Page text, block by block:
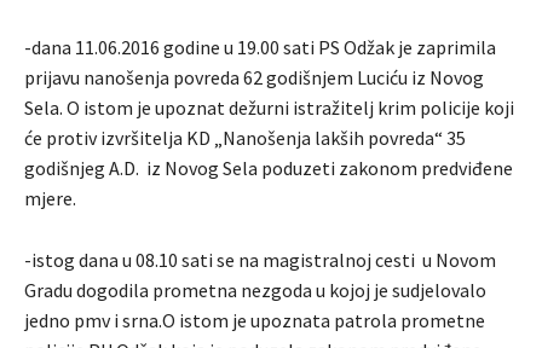
-dana 11.06.2016 godine u 19.00 sati PS Odžak je zaprimila
prijavu nanošenja povreda 62 godišnjem Luciću iz Novog
Sela. O istom je upoznat dežurni istražitelj krim policije koji
će protiv izvršitelja KD „Nanošenja lakših povreda“ 35
godišnjeg A.D. iz Novog Sela poduzeti zakonom predviđene
mjere.
-istog dana u 08.10 sati se na magistralnoj cesti u Novom
Gradu dogodila prometna nezgoda u kojoj je sudjelovalo
jedno pmv i srna.O istom je upoznata patrola prometne